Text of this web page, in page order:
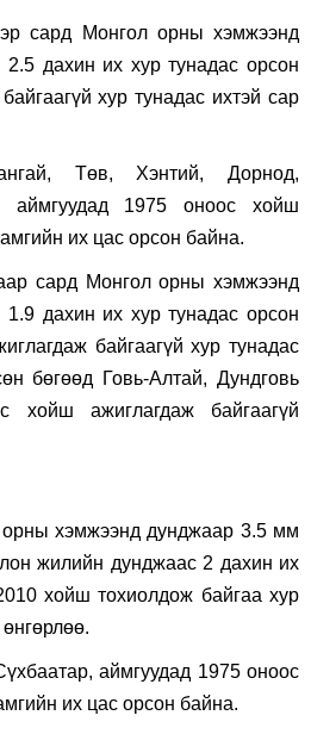
сард Монгол орны хэмжээнд
дахин их хур тунадас орсон
хур тунадас ихтэй сар
Төв, Хэнтий, Дорнод,
аймгуудад 1975 оноос хойш
их цас орсон байна.
сард Монгол орны хэмжээнд
дахин их хур тунадас орсон
байгаагүй хур тунадас
бөгөөд Говь-Алтай, Дундговь
хойш ажиглагдаж байгаагүй
орны хэмжээнд дунджаар 3.5 мм
жилийн дунджаас 2 дахин их
хойш тохиолдож байгаа хур
аймгуудад 1975 оноос
их цас орсон байна.